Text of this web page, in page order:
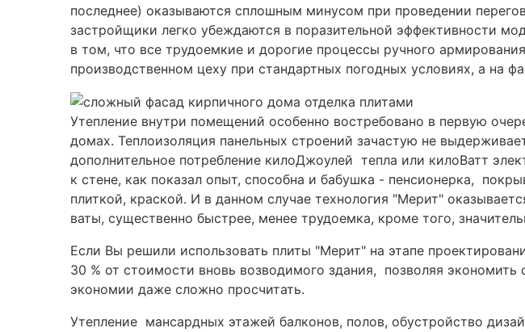
последнее) оказываются сплошным минусом при проведении
застройщики легко убеждаются в поразительной эффективности
в том, что все трудоемкие и дорогие процессы ручного
производственном цеху при стандартных погодных условиях, а на
Утепление внутри помещений особенно востребовано в первую
домах. Теплоизоляция панельных строений зачастую не
дополнительное потребление килоДжоулей тепла или килоВатт
к стене, как показал опыт, способна и бабушка - пенсионерка,
плиткой, краской. И в данном случае технология "Мерит"
ваты, существенно быстрее, менее трудоемка, кроме того,
Если Вы решили использовать плиты "Мерит" на этапе
30 % от стоимости вновь возводимого здания, позволяя
экономии даже сложно просчитать.
Утепление мансардных этажей балконов, полов, обустройство